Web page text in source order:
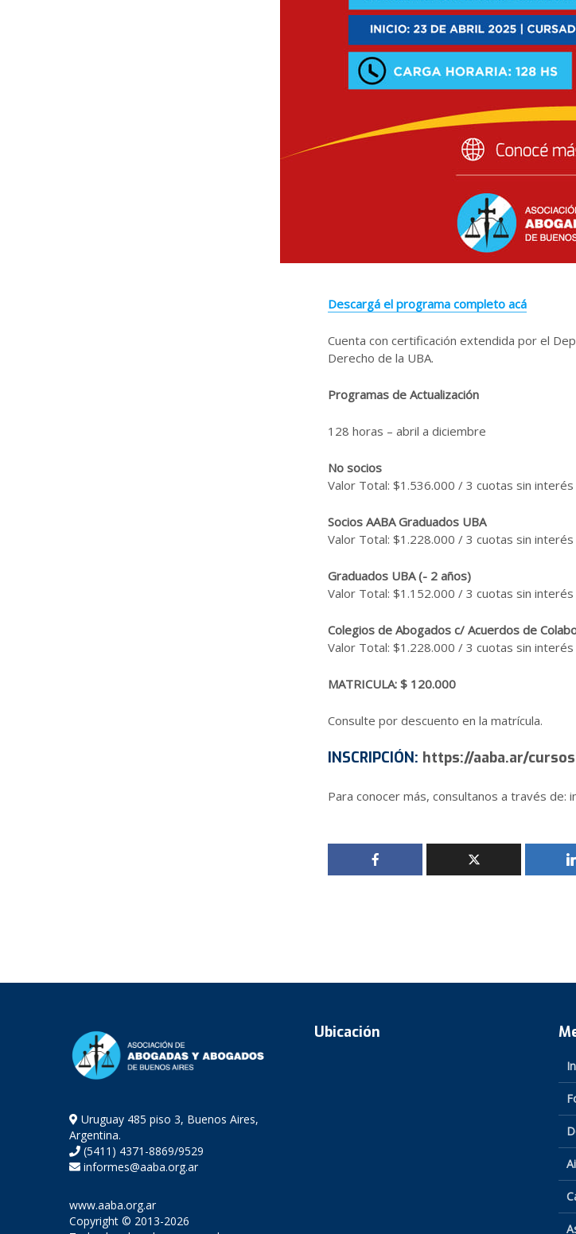
Descargá el programa completo acá
Cuenta con certificación extendida por el
Derecho de la UBA.
Programas de Actualización
128 horas – abril a diciembre
No socios
Valor Total: $1.536.000 / 3 cuotas sin
Socios AABA Graduados UBA
Valor Total: $1.228.000 / 3 cuotas sin
Graduados UBA (- 2 años)
Valor Total: $1.152.000 / 3 cuotas sin
Colegios de Abogados c/ Acuerdos de
Valor Total: $1.228.000 / 3 cuotas sin
MATRICULA: $ 120.000
Consulte por descuento en la matrícula.
INSCRIPCIÓN: https://aaba.ar/
Para conocer más, consultanos a través de:
Uruguay 485 piso 3, Buenos Aires,
Argentina.
(5411) 4371-8869/9529
informes@aaba.org.ar
www.aaba.org.ar
Copyright © 2013-2026
Ubicación